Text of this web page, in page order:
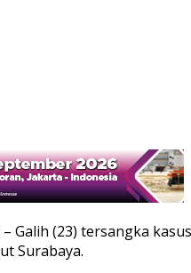
– Galih (23) tersangka
Surabaya.